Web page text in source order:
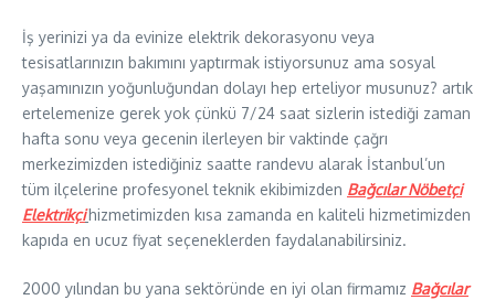
İş yerinizi ya da evinize elektrik dekorasyonu veya
tesisatlarınızın bakımını yaptırmak istiyorsunuz ama sosyal
yaşamınızın yoğunluğundan dolayı hep erteliyor musunuz? artık
ertelemenize gerek yok çünkü 7/24 saat sizlerin istediği zaman
hafta sonu veya gecenin ilerleyen bir vaktinde çağrı
merkezimizden istediğiniz saatte randevu alarak İstanbul’un
tüm ilçelerine profesyonel teknik ekibimizden Bağcılar Nöbetçi
Elektrikçihizmetimizden kısa zamanda en kaliteli hizmetimizden
kapıda en ucuz fiyat seçeneklerden faydalanabilirsiniz.
2000 yılından bu yana sektöründe en iyi olan firmamız Bağcılar